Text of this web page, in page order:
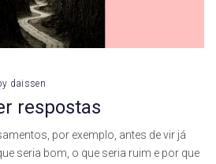
daissen
respostas
por exemplo, antes de vir já
seria bom, o que seria ruim e por que